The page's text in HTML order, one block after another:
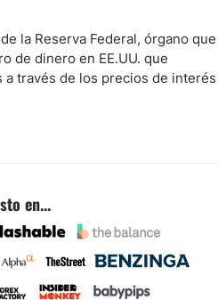
la Reserva Federal, órgano que
de dinero en EE.UU. que
través de los precios de interés
en...